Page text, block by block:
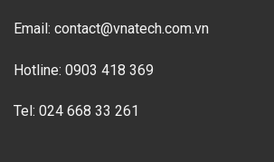
Email: contact@vnatech.com.vn
Hotline: 0903 418 369
Tel: 024 668 33 261